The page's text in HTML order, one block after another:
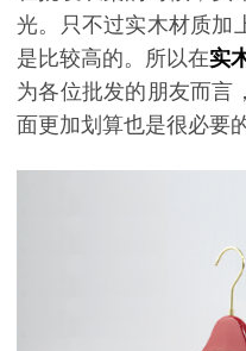
光。只不过实木材质加
是比较高的。所以在实
为各位批发的朋友而言
面更加划算也是很必要的